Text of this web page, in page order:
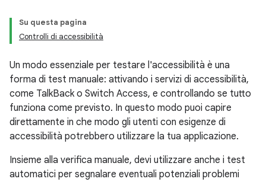
Su questa pagina
Controlli di accessibilità
Un modo essenziale per testare l'accessibilità è una
forma di test manuale: attivando i servizi di accessibilità,
come TalkBack o Switch Access, e controllando se tutto
funziona come previsto. In questo modo puoi capire
direttamente in che modo gli utenti con esigenze di
accessibilità potrebbero utilizzare la tua applicazione.
Insieme alla verifica manuale, devi utilizzare anche i test
automatici per segnalare eventuali potenziali problemi